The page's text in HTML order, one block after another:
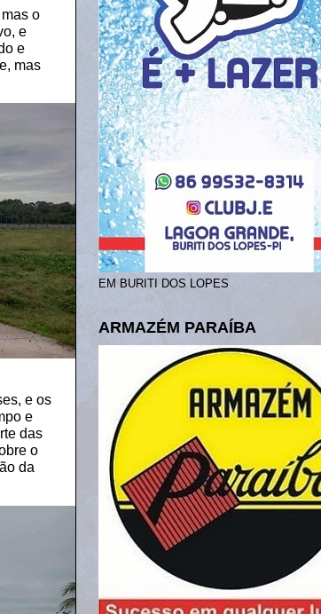
o
e
e
mas
e os
e
das
o
da
EM BURITI DOS LOPES
ARMAZÉM PARAÍBA